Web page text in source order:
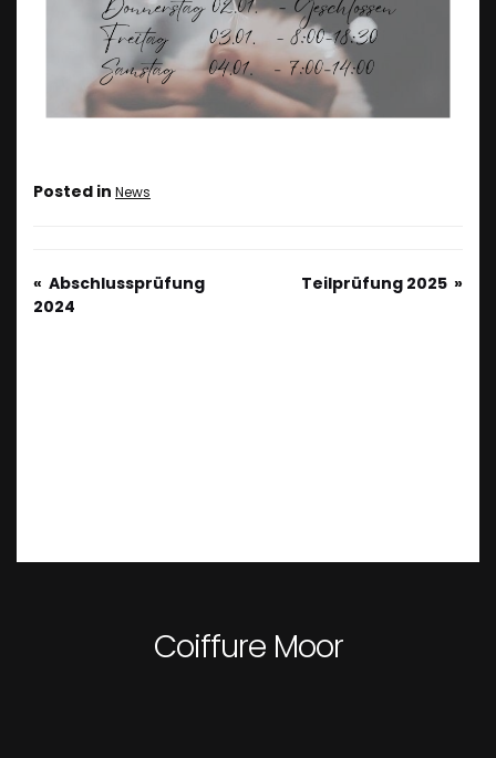
Posted in News
Abschlussprüfung
2024
Teilprüfung 2025
Coiffure Moor